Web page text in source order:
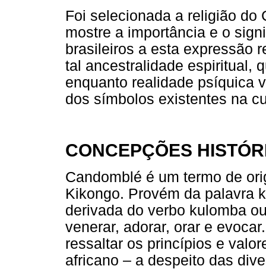
Foi selecionada a religião do
mostre a importância e o
brasileiros a esta expressão
tal ancestralidade espiritual,
enquanto realidade psíquica
dos símbolos existentes na
CONCEPÇÕES
Candomblé é um termo de
Kikongo. Provém da palavra
derivada do verbo kulomba
venerar, adorar, orar e
ressaltar os princípios e
africano – a despeito das